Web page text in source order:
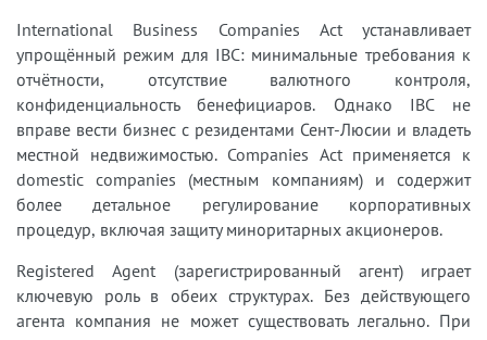
International Business Companies Act устанавливает
упрощённый режим для IBC: минимальные требования к
отчётности, отсутствие валютного контроля,
конфиденциальность бенефициаров. Однако IBC не
вправе вести бизнес с резидентами Сент-Люсии и владеть
местной недвижимостью. Companies Act применяется к
domestic companies (местным компаниям) и содержит
более детальное регулирование корпоративных
процедур, включая защиту миноритарных акционеров.
Registered Agent (зарегистрированный агент) играет
ключевую роль в обеих структурах. Без действующего
агента компания не может существовать легально. При